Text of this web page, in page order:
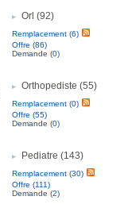
Orl (92)
Remplacement (6)
Offre (86)
Demande (0)
Orthopediste (55)
Remplacement (0)
Offre (55)
Demande (0)
Pediatre (143)
Remplacement (30)
Offre (111)
Demande (2)